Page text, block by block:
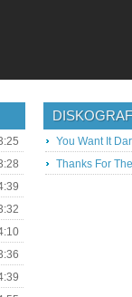
You Want It
Thanks For